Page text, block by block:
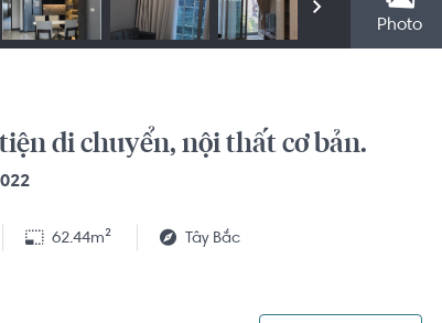
Photo
di chuyển, nội thất cơ bản.
62.44m² Tây Bắc